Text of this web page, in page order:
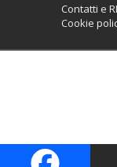
Contatti e
Cookie